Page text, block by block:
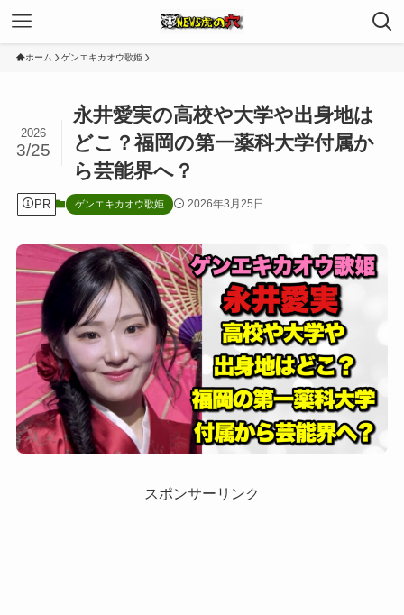
ホーム ゲンエキカオウ歌姫
永井愛実の高校や大学や出身地は
どこ？福岡の第一薬科大学付属か
ら芸能界へ？
2026
3/25
PR ゲンエキカオウ歌姫 2026年3月25日
スポンサーリンク